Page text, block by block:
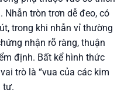
tròn trơn dễ đeo, có
trong khi nhẫn vỉ thường
nhận rõ ràng, thuận
định. Bất kể hình thức
trò là “vua của các kim
tư.